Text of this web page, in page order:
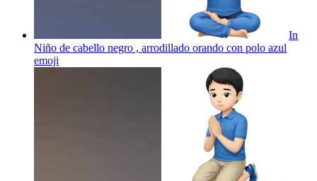
In
Niño de cabello negro , arrodillado orando con polo azul
emoji